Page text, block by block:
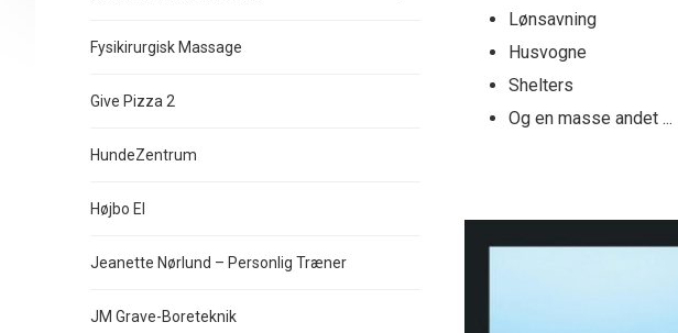
Lønsavning
Husvogne
Shelters
Og en masse andet ...
Fysikirurgisk Massage
Give Pizza 2
HundeZentrum
Højbo El
Jeanette Nørlund – Personlig Træner
JM Grave-Boreteknik